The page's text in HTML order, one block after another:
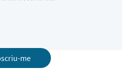
me